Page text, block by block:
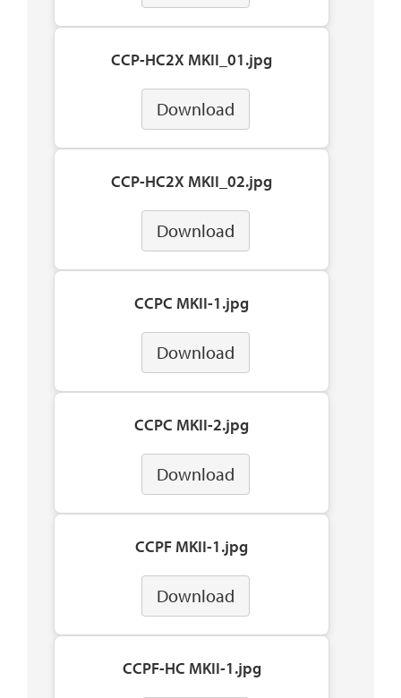
CCP-HC2X MKII_01.jpg
Download
CCP-HC2X MKII_02.jpg
Download
CCPC MKII-1.jpg
Download
CCPC MKII-2.jpg
Download
CCPF MKII-1.jpg
Download
CCPF-HC MKII-1.jpg